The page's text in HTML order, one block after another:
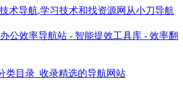
术导航,学习技术和找资源网从小刀导航
公效率导航站 - 智能提效工具库 - 效率翻
类目录_收录精选的导航网站